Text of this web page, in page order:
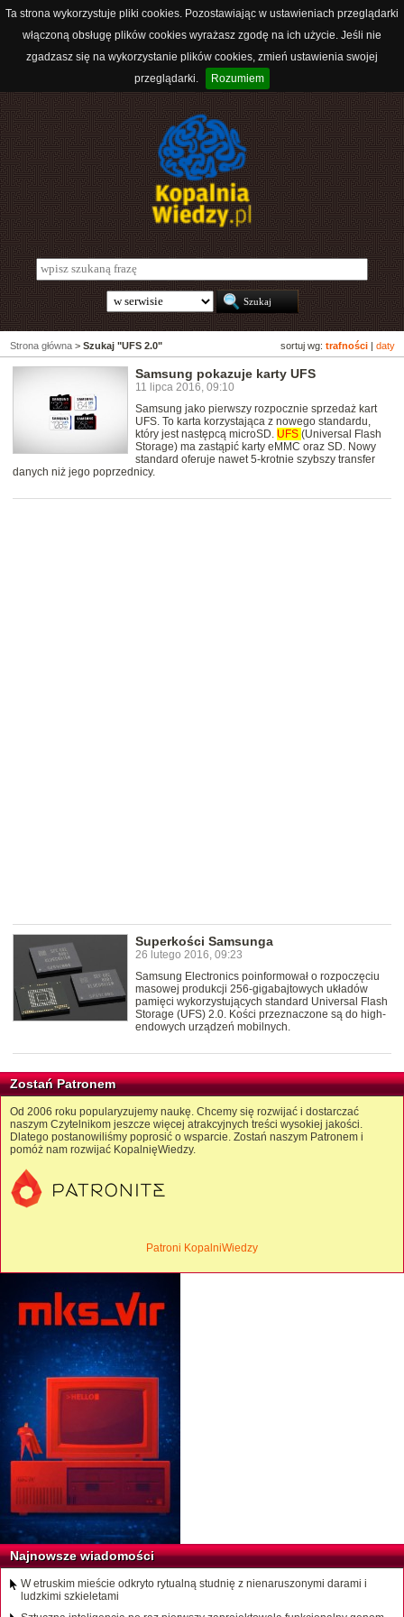
Ta strona wykorzystuje pliki cookies. Pozostawiając w ustawieniach przeglądarki
włączoną obsługę plików cookies wyrażasz zgodę na ich użycie. Jeśli nie
zgadzasz się na wykorzystanie plików cookies, zmień ustawienia swojej
przeglądarki.
Rozumiem
sortuj wg: trafności daty
Strona główna > Szukaj "UFS 2.0"
Samsung pokazuje karty UFS
11 lipca 2016, 09:10
Samsung jako pierwszy rozpocznie sprzedaż kart
UFS. To karta korzystająca z nowego standardu,
który jest następcą microSD. UFS (Universal Flash
Storage) ma zastąpić karty eMMC oraz SD. Nowy
standard oferuje nawet 5-krotnie szybszy transfer
danych niż jego poprzednicy.
Superkości Samsunga
26 lutego 2016, 09:23
Samsung Electronics poinformował o rozpoczęciu
masowej produkcji 256-gigabajtowych układów
pamięci wykorzystujących standard Universal Flash
Storage (UFS) 2.0. Kości przeznaczone są do high-
endowych urządzeń mobilnych.
Zostań Patronem
Od 2006 roku popularyzujemy naukę. Chcemy się rozwijać i dostarczać
naszym Czytelnikom jeszcze więcej atrakcyjnych treści wysokiej jakości.
Dlatego postanowiliśmy poprosić o wsparcie. Zostań naszym Patronem i
pomóż nam rozwijać KopalnięWiedzy.
Patroni KopalniWiedzy
Najnowsze wiadomości
W etruskim mieście odkryto rytualną studnię z nienaruszonymi darami i
ludzkimi szkieletami